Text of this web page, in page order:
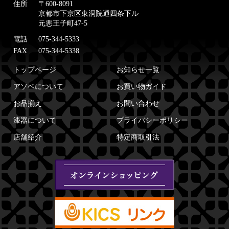
住所
〒600-8091
京都市下京区東洞院通四条下ル
元悪王子町47-5
電話
075-344-5333
FAX
075-344-5338
トップページ
アソベについて
お品揃え
漆器について
店舗紹介
お知らせ一覧
お買い物ガイド
お問い合わせ
プライバシーポリシー
特定商取引法